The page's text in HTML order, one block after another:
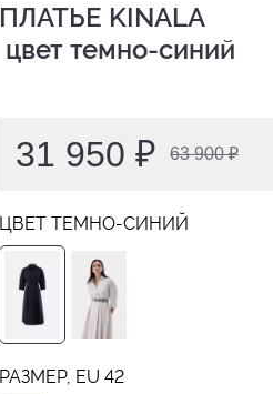
ПЛАТЬЕ KINALA
цвет темно-синий
31 950 ₽ 63 900 ₽
ЦВЕТ ТЕМНО-СИНИЙ
РАЗМЕР, EU 42